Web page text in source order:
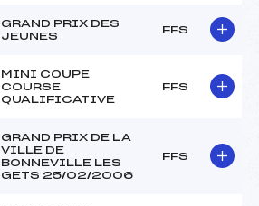
GRAND PRIX DES
JEUNES
FFS
MINI COUPE
COURSE
QUALIFICATIVE
FFS
GRAND PRIX DE LA
VILLE DE
BONNEVILLE LES
GETS 25/02/2006
FFS